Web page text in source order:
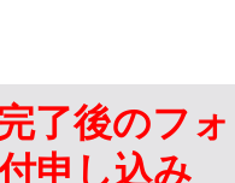
了後のフ
申し込み